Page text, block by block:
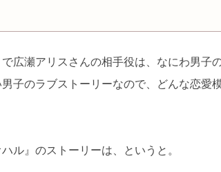
で広瀬アリスさんの相手役は、なにわ男子
子のラブストーリーなので、どんな恋愛
ル』のストーリーは、というと。